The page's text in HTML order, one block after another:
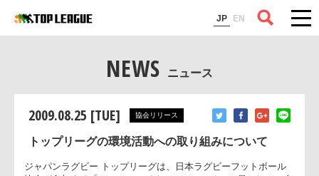
JP EN
コラム
NEWS ニュース
2009.08.25 [TUE] 協会リリース
トップリーグの環境活動への取り組みについて